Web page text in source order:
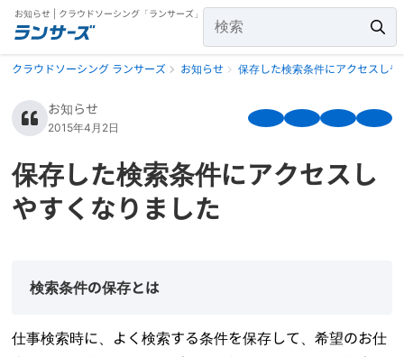
お知らせ | クラウドソーシング「ランサーズ」
クラウドソーシング ランサーズ お知らせ 保存した検索条件にアクセスし
お知らせ
2015年4月2日
保存した検索条件にアクセスし
やすくなりました
検索条件の保存とは
仕事検索時に、よく検索する条件を保存して、希望のお仕